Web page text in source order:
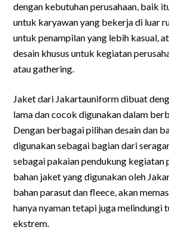
dengan kebutuhan perusahaan, baik
untuk karyawan yang bekerja di luar
untuk penampilan yang lebih kasual,
desain khusus untuk kegiatan
atau gathering.
Jaket dari Jakartauniform dibuat
lama dan cocok digunakan dalam
Dengan berbagai pilihan desain dan
digunakan sebagai bagian dari
sebagai pakaian pendukung kegiatan
bahan jaket yang digunakan oleh
bahan parasut dan fleece, akan
hanya nyaman tetapi juga melindungi
ekstrem.